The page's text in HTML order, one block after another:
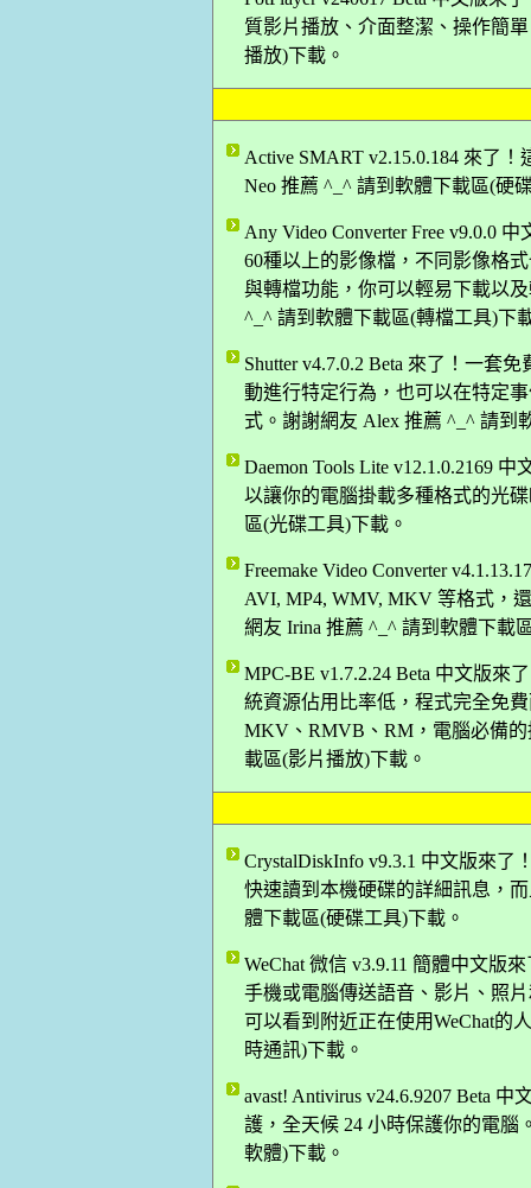
質影片播放、介面整潔、操作簡
播放)下載。
Active SMART v2.15.0.184 來了
Neo 推薦 ^_^ 請到軟體下載區(硬
Any Video Converter Free v9.0.0
60種以上的影像檔，不同影像格
與轉檔功能，你可以輕易下載以
^_^ 請到軟體下載區(轉檔工具)下
Shutter v4.7.0.2 Beta 來了！一套
動進行特定行為，也可以在特定
式。謝謝網友 Alex 推薦 ^_^ 請到
Daemon Tools Lite v12.1.0.2169
以讓你的電腦掛載多種格式的光
區(光碟工具)下載。
Freemake Video Converter
AVI, MP4, WMV, MKV 等格式，
網友 Irina 推薦 ^_^ 請到軟體下載
MPC-BE v1.7.2.24 Beta 中文版來
統資源佔用比率低，程式完全免
MKV、RMVB、RM，電腦必備
載區(影片播放)下載。
CrystalDiskInfo v9.3.1 中文版來
快速讀到本機硬碟的詳細訊息，
體下載區(硬碟工具)下載。
WeChat 微信 v3.9.11 簡體中文版
手機或電腦傳送語音、影片、照
可以看到附近正在使用WeChat的
時通訊)下載。
avast! Antivirus v24.6.9207 Beta
護，全天候 24 小時保護你的電腦
軟體)下載。